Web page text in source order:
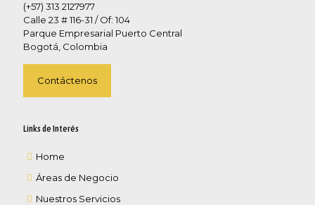
(+57) 313 2127977
Calle 23 # 116-31 / Of: 104
Parque Empresarial Puerto Central
Bogotá, Colombia
Contáctenos
Links de Interés
Home
Áreas de Negocio
Nuestros Servicios